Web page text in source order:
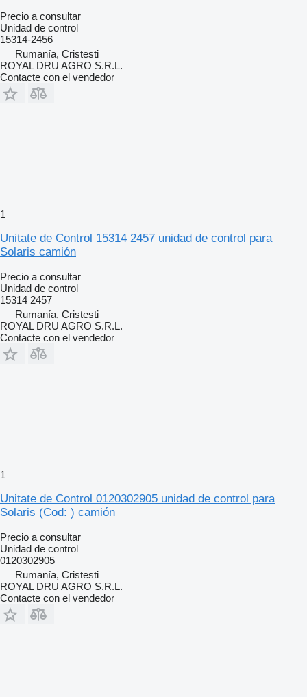
Precio a consultar
Unidad de control
15314-2456
Rumanía, Cristesti
ROYAL DRU AGRO S.R.L.
Contacte con el vendedor
1
Unitate de Control 15314 2457 unidad de control para
Solaris camión
Precio a consultar
Unidad de control
15314 2457
Rumanía, Cristesti
ROYAL DRU AGRO S.R.L.
Contacte con el vendedor
1
Unitate de Control 0120302905 unidad de control para
Solaris (Cod: ) camión
Precio a consultar
Unidad de control
0120302905
Rumanía, Cristesti
ROYAL DRU AGRO S.R.L.
Contacte con el vendedor